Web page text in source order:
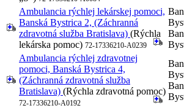
Ambulancia rýchlej lekárskej pomoci,
Banská Bystrica 2, (Záchranná
zdravotná služba Bratislava) (Rýchla
lekárska pomoc) 72-17336210-A0239
Ambulancia rýchlej zdravotnej
pomoci, Banská Bystrica 4,
(Záchranná zdravotná služba
Bratislava) (Rýchla zdravotná pomoc)
72-17336210-A0192